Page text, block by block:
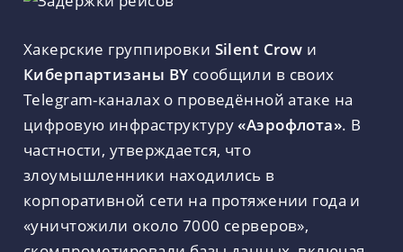
Хакерские группировки Silent Crow и
Киберпартизаны BY сообщили в своих
Telegram-каналах о проведённой атаке на
цифровую инфраструктуру«Аэрофлота». В
частности, утверждается, что
злоумышленники находились в
корпоративной сети на протяжении года и
«уничтожили около 7000 серверов»,